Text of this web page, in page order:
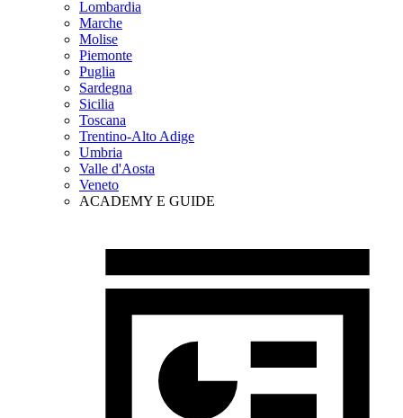
Lombardia
Marche
Molise
Piemonte
Puglia
Sardegna
Sicilia
Toscana
Trentino-Alto Adige
Umbria
Valle d'Aosta
Veneto
ACADEMY E GUIDE